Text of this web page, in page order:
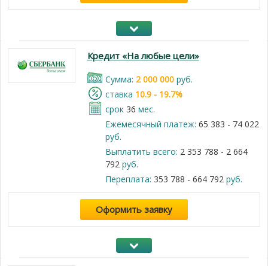
Кредит «На любые цели»
Cумма: 2 000 000руб.
cтавка 10.9 - 19.7%
срок 36 мес.
Ежемесячный платеж: 65 383 - 74 022
руб.
Выплатить всего: 2 353 788 - 2 664
792руб.
Переплата: 353 788 - 664 792руб.
Оформить заявку